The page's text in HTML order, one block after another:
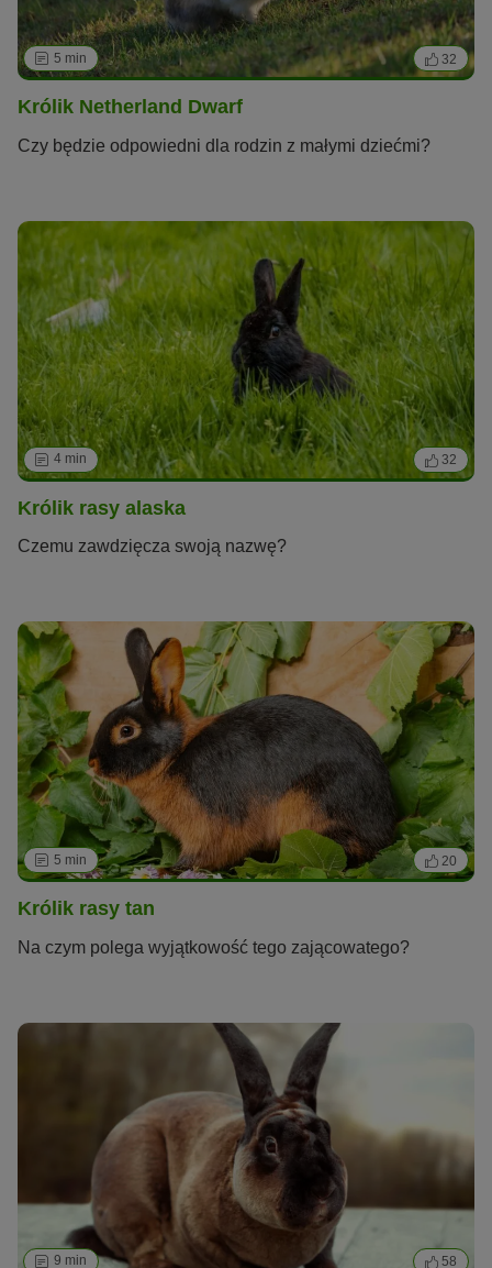
5 min 32
Królik Netherland Dwarf
Czy będzie odpowiedni dla rodzin z małymi dziećmi?
4 min 32
Królik rasy alaska
Czemu zawdzięcza swoją nazwę?
5 min 20
Królik rasy tan
Na czym polega wyjątkowość tego zającowatego?
9 min 58